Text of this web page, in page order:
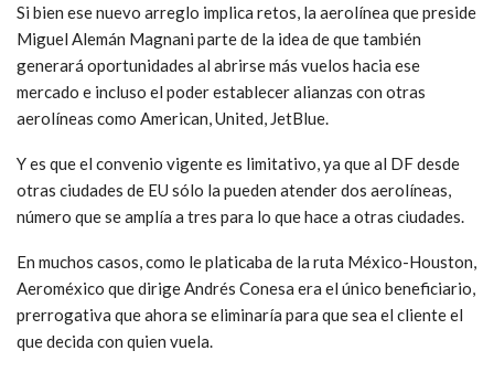
Si bien ese nuevo arreglo implica retos, la aerolínea que preside
Miguel Alemán Magnani parte de la idea de que también
generará oportunidades al abrirse más vuelos hacia ese
mercado e incluso el poder establecer alianzas con otras
aerolíneas como American, United, JetBlue.
Y es que el convenio vigente es limitativo, ya que al DF desde
otras ciudades de EU sólo la pueden atender dos aerolíneas,
número que se amplía a tres para lo que hace a otras ciudades.
En muchos casos, como le platicaba de la ruta México-Houston,
Aeroméxico que dirige Andrés Conesa era el único beneficiario,
prerrogativa que ahora se eliminaría para que sea el cliente el
que decida con quien vuela.